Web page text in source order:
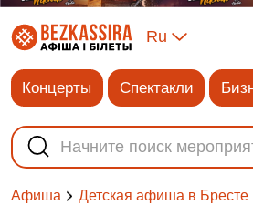
Ru
Концерты Спектакли
Афиша Детская афиша в Бресте